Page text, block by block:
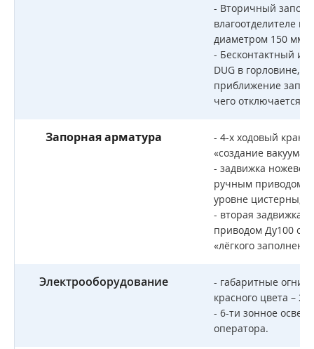
- Вторичный
влагоотделителе
диаметром 150 мм
- Бесконтактный
DUG в горловине,
приближение
чего отключается
Запорная арматура
- 4-х ходовый кран
«создание вакуума/
- задвижка
ручным приводом
уровне цистерны;
- вторая задвижка
приводом Ду100 с
«лёгкого
Электрооборудование
- габаритные огни
красного цвета – 2
- 6-ти зонное
оператора.